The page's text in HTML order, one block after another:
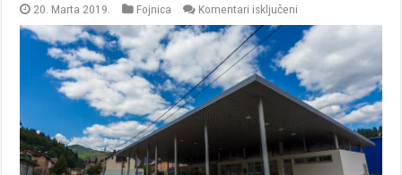
20. Marta 2019. Fojnica Komentari isključeni
Na
zgradu
Zelene
pijace
u
Novome
Naselju
postavljen
besplatni
Wi-
Fi